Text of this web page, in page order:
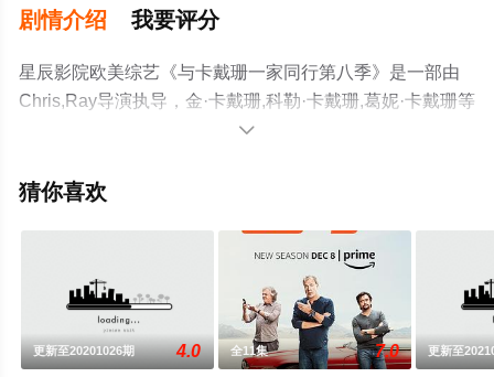
剧情介绍 我要评分
星辰影院欧美综艺《与卡戴珊一家同行第八季》是一部由
Chris,Ray导演执导，金·卡戴珊,科勒·卡戴珊,葛妮·卡戴珊等
明星演员精彩演绎的美国综艺，大结局剧情已揭晓（1-21
辰电影院，更多相关信息可移步至豆瓣综艺、电视猫或剧

猜你喜欢
更新至20201026期 4.0 全11集 7.0 更新至